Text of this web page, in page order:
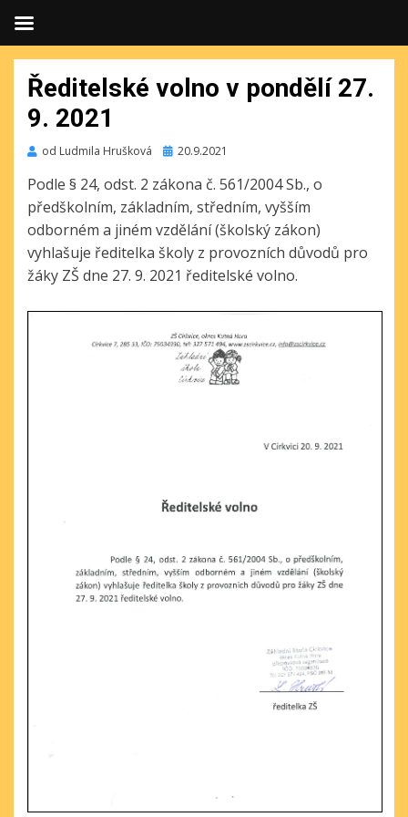
Ředitelské volno v pondělí 27.
9. 2021
od Ludmila Hrušková Publikováno
20.9.2021
Podle § 24, odst. 2 zákona č. 561/2004 Sb., o
předškolním, základním, středním, vyšším
odborném a jiném vzdělání (školský zákon)
vyhlašuje ředitelka školy z provozních důvodů pro
žáky ZŠ dne 27. 9. 2021 ředitelské volno.